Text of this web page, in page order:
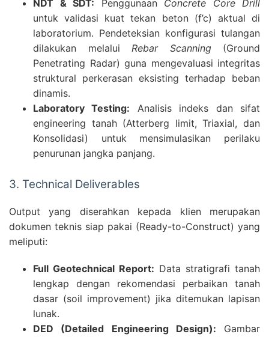
NDT & SDT: Penggunaan Concrete Core Drill
untuk validasi kuat tekan beton (f’c) aktual di
laboratorium. Pendeteksian konfigurasi tulangan
dilakukan melalui Rebar Scanning(Ground
Penetrating Radar) guna mengevaluasi integritas
struktural perkerasan eksisting terhadap beban
dinamis.
Laboratory Testing: Analisis indeks dan sifat
engineering tanah (Atterberg limit, Triaxial, dan
Konsolidasi) untuk mensimulasikan perilaku
penurunan jangka panjang.
3. Technical Deliverables
Output yang diserahkan kepada klien merupakan
dokumen teknis siap pakai (Ready-to-Construct) yang
meliputi:
Full Geotechnical Report: Data stratigrafi tanah
lengkap dengan rekomendasi perbaikan tanah
dasar (soil improvement) jika ditemukan lapisan
lunak.
DED (Detailed Engineering Design): Gambar